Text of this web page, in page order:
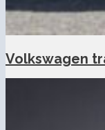
Volkswagen